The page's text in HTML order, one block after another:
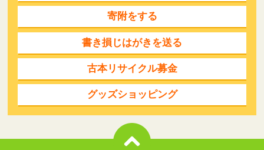
寄附をする
書き損じはがきを送る
古本リサイクル募金
グッズショッピング